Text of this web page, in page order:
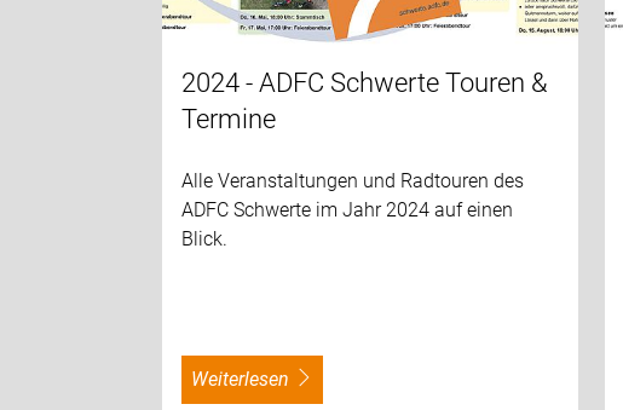
2024 - ADFC Schwerte Touren &
Termine
Alle Veranstaltungen und Radtouren des
ADFC Schwerte im Jahr 2024 auf einen
Blick.
weiterlesen